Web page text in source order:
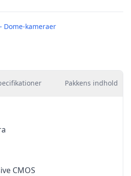
Dome-kameraer
Pakkens indhold
CMOS